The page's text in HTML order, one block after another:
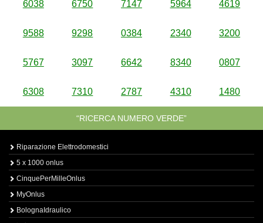
6038 6750 7147 5964 4619
9588 9298 0384 2340 3200
5767 3097 6642 8340 0807
6308 7310 2787 4310 1480
“RICERCA NUMERO VERDE”
Riparazione Elettrodomestici
5 x 1000 onlus
CinquePerMilleOnlus
MyOnlus
BolognaIdraulico